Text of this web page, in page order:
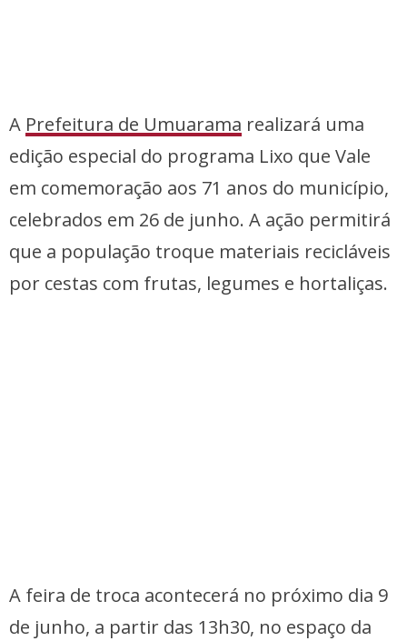
A Prefeitura de Umuarama realizará uma
edição especial do programa Lixo que Vale
em comemoração aos 71 anos do município,
celebrados em 26 de junho. A ação permitirá
que a população troque materiais recicláveis
por cestas com frutas, legumes e hortaliças.
A feira de troca acontecerá no próximo dia 9
de junho, a partir das 13h30, no espaço da